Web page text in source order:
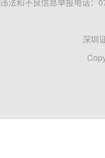
深圳